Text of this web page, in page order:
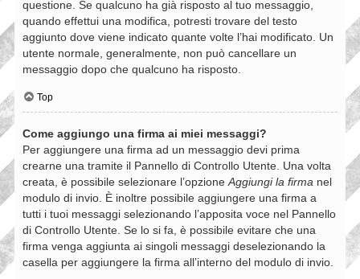
questione. Se qualcuno ha già risposto al tuo messaggio,
quando effettui una modifica, potresti trovare del testo
aggiunto dove viene indicato quante volte l’hai modificato. Un
utente normale, generalmente, non può cancellare un
messaggio dopo che qualcuno ha risposto.
Top
Come aggiungo una firma ai miei messaggi?
Per aggiungere una firma ad un messaggio devi prima
crearne una tramite il Pannello di Controllo Utente. Una volta
creata, è possibile selezionare l’opzione Aggiungi la firma nel
modulo di invio. È inoltre possibile aggiungere una firma a
tutti i tuoi messaggi selezionando l’apposita voce nel Pannello
di Controllo Utente. Se lo si fa, è possibile evitare che una
firma venga aggiunta ai singoli messaggi deselezionando la
casella per aggiungere la firma all’interno del modulo di invio.